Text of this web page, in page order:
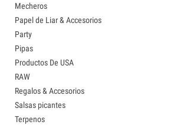
Mecheros
Papel de Liar & Accesorios
Party
Pipas
Productos De USA
RAW
Regalos & Accesorios
Salsas picantes
Terpenos